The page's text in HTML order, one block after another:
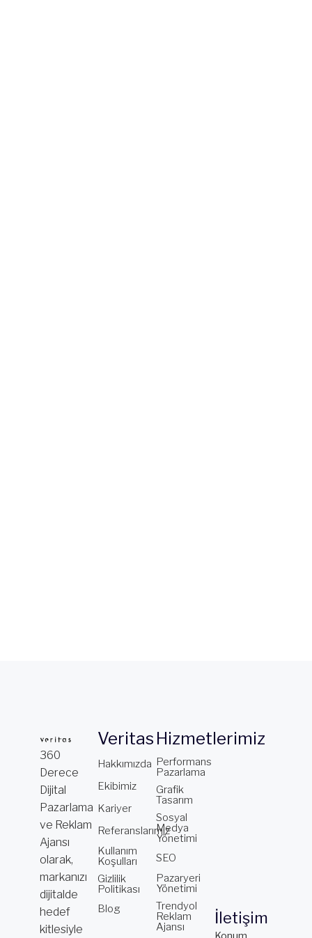
360
Derece
Dijital
Pazarlama
ve Reklam
Ajansı
olarak,
markanızı
dijitalde
hedef
kitlesiyle
Veritas
Hakkımızda
Ekibimiz
Kariyer
Referanslarımız
Kullanım
Koşulları
Gizlilik
Politikası
Blog
Hizmetlerimiz
Performans
Pazarlama
Grafik
Tasarım
Sosyal
Medya
Yönetimi
SEO
Pazaryeri
Yönetimi
Trendyol
Reklam
Ajansı
Konum
İletişim